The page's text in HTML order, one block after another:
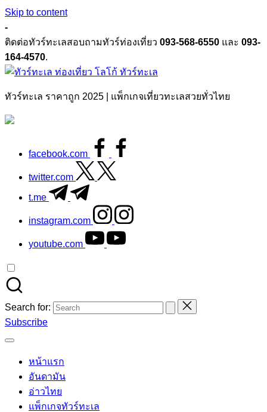
Skip to content
-
ติดต่อทัวร์ทะเลสอบถามทัวร์ท่องเที่ยว 093-568-6550 และ 093-
164-4570.
ทัวร์ทะเล
ทัวร์ทะเล ราคาถูก 2025 | แพ็กเกจเที่ยวทะเลสวยทั่วไทย
facebook.com
twitter.com
t.me
instagram.com
youtube.com
Search for:
Subscribe
หน้าแรก
อันดามัน
อ่าวไทย
แพ็กเกจทัวร์ทะเล